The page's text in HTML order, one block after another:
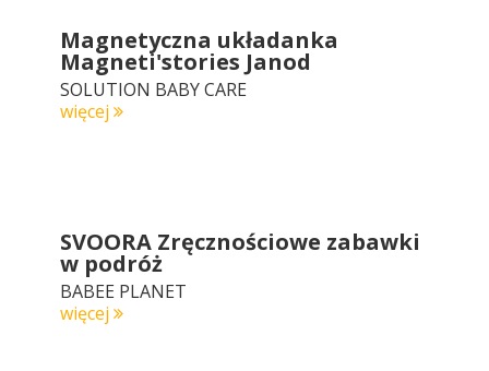
Magnetyczna układanka
Magneti'stories Janod
SOLUTION BABY CARE
więcej
SVOORA Zręcznościowe zabawki
w podróż
BABEE PLANET
więcej